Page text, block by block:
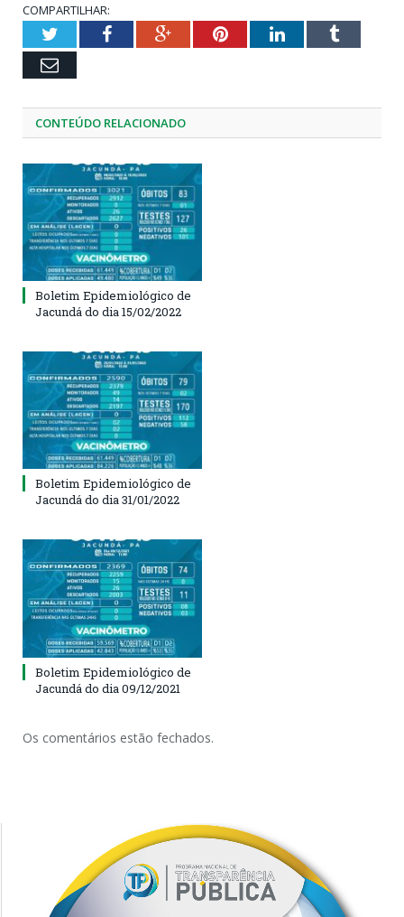
COMPARTILHAR:
TwitterFacebookGoogle+PinterestLinkedInTumblr
Email
CONTEÚDO RELACIONADO
Boletim Epidemiológico de
Jacundá do dia 15/02/2022
Boletim Epidemiológico de
Jacundá do dia 31/01/2022
Boletim Epidemiológico de
Jacundá do dia 09/12/2021
Os comentários estão fechados.